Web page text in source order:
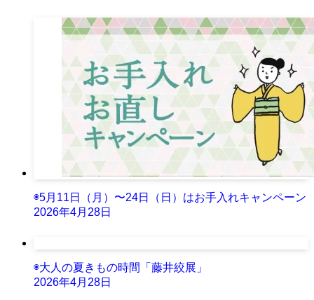
◉5月11日（月）〜24日（日）はお手入れキャンペーン
2026年4月28日
◉大人の夏きもの時間「藤井絞展」
2026年4月28日